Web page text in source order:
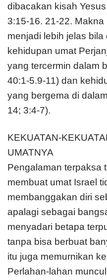
dibacakan kisah
3:15-16. 21-22. Makna
menjadi lebih jelas
kehidupan umat
yang tercermin dalam
40:1-5.9-11) dan
yang bergema di
14; 3:4-7).
KEKUATAN-
UMATNYA
Pengalaman terpaksa
membuat umat Israel
membanggakan diri
apalagi sebagai
menyadari betapa
tanpa bisa berbuat
itu juga memurnikan
Perlahan-lahan